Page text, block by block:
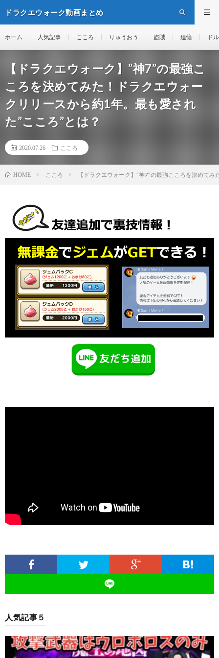
ドラクエウォーク動画まとめ
ホーム 人気記事 こころ りゅうおう 盗賊 追憶 ド
【ドラクエウォーク】”神7”の最強こ
ころを決めてみた！ドラクエウォー
クリリースから約1年。最も愛され
た”こころ”とは？
2020.07.26 こころ
HOME こころ 【ドラクエウォーク】”神7”の最強こころを決めて
人気記事５